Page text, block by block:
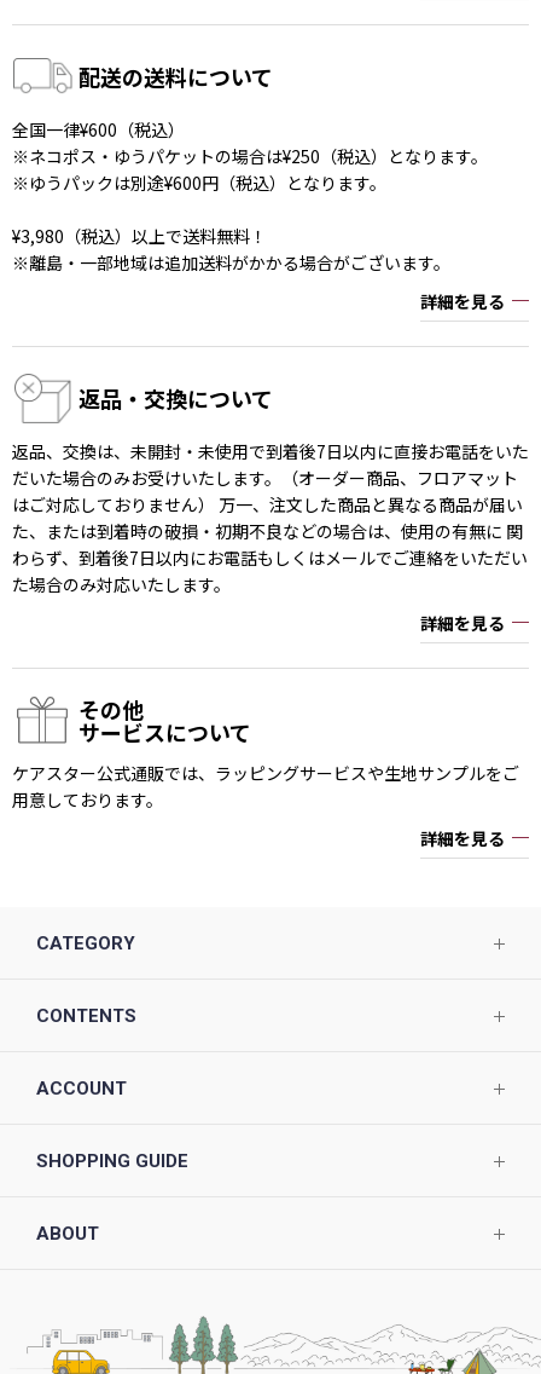
配送の送料について
全国一律¥600（税込）
※ネコポス・ゆうパケットの場合は¥250（税込）となります。
※ゆうパックは別途¥600円（税込）となります。
¥3,980（税込）以上で送料無料！
※離島・一部地域は追加送料がかかる場合がございます。
詳細を見る
返品・交換について
返品、交換は、未開封・未使用で到着後7日以内に直接お電話をいた
だいた場合のみお受けいたします。（オーダー商品、フロアマット
はご対応しておりません） 万一、注文した商品と異なる商品が届い
た、または到着時の破損・初期不良などの場合は、使用の有無に 関
わらず、到着後7日以内にお電話もしくはメールでご連絡をいただい
た場合のみ対応いたします。
詳細を見る
その他
サービスについて
ケアスター公式通販では、ラッピングサービスや生地サンプルをご
用意しております。
詳細を見る
CATEGORY
CONTENTS
ACCOUNT
SHOPPING GUIDE
ABOUT